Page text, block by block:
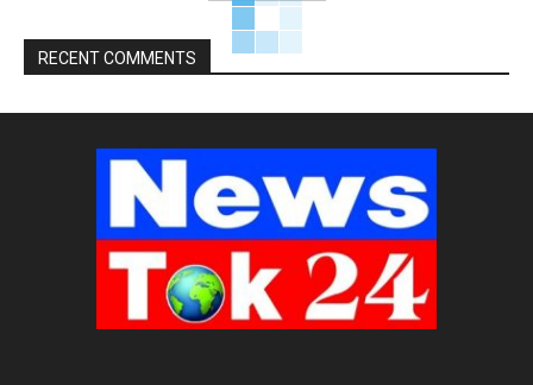
RECENT COMMENTS